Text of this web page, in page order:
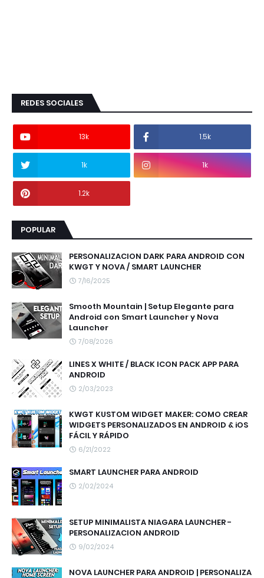
REDES SOCIALES
13k 1.5k
1k 1k
1.2k
POPULAR
PERSONALIZACION DARK PARA ANDROID CON
KWGT Y NOVA / SMART LAUNCHER
7/16/2025
Smooth Mountain | Setup Elegante para
Android con Smart Launcher y Nova
Launcher
7/08/2026
LINES X WHITE / BLACK ICON PACK APP PARA
ANDROID
2/03/2023
KWGT KUSTOM WIDGET MAKER: COMO CREAR
WIDGETS PERSONALIZADOS EN ANDROID & iOS
FÁCIL Y RÁPIDO
6/21/2022
SMART LAUNCHER PARA ANDROID
2/02/2024
SETUP MINIMALISTA NIAGARA LAUNCHER -
PERSONALIZACION ANDROID
9/02/2024
NOVA LAUNCHER PARA ANDROID | PERSONALIZA